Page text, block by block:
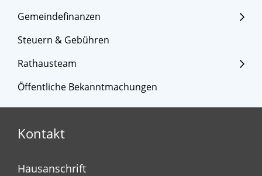
Gemeindefinanzen
Steuern & Gebühren
Rathausteam
Öffentliche Bekanntmachungen
Kontakt
Hausanschrift